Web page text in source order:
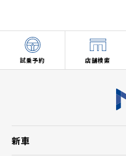
試乗予約 店舗検索
新車